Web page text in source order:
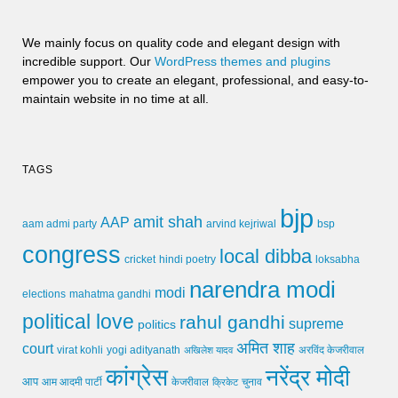
We mainly focus on quality code and elegant design with
incredible support. Our WordPress themes and plugins
empower you to create an elegant, professional, and easy-to-
maintain website in no time at all.
TAGS
aam admi party AAP amit shah arvind kejriwal bjp bsp
congress cricket hindi poetry local dibba loksabha
elections mahatma gandhi modi narendra modi
political love politics rahul gandhi supreme
court virat kohli yogi adityanath अखिलेश यादव अमित शाह अरविंद केजरीवाल
आप आम आदमी पार्टी कांग्रेस केजरीवाल क्रिकेट चुनाव नरेंद्र मोदी